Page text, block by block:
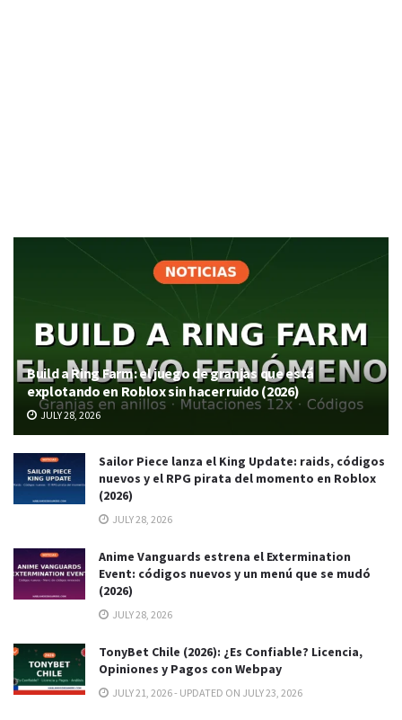
Build a Ring Farm: el juego de granjas que está
explotando en Roblox sin hacer ruido (2026)
JULY 28, 2026
Sailor Piece lanza el King Update: raids, códigos
nuevos y el RPG pirata del momento en Roblox
(2026)
JULY 28, 2026
Anime Vanguards estrena el Extermination
Event: códigos nuevos y un menú que se mudó
(2026)
JULY 28, 2026
TonyBet Chile (2026): ¿Es Confiable? Licencia,
Opiniones y Pagos con Webpay
JULY 21, 2026 - UPDATED ON JULY 23, 2026